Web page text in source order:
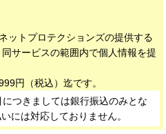
ットプロテクションズの提供する
サービスの範囲内で個人情報を提
円（税込）迄です。
つきましては銀行振込のみとな
には対応しておりません。